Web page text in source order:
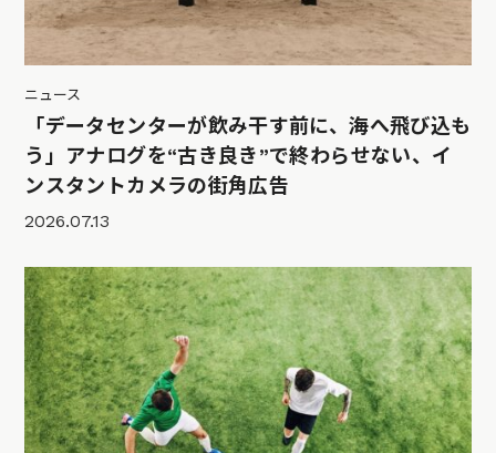
ニュース
「データセンターが飲み干す前に、海へ飛び込も
う」アナログを“古き良き”で終わらせない、イ
ンスタントカメラの街角広告
2026.07.13